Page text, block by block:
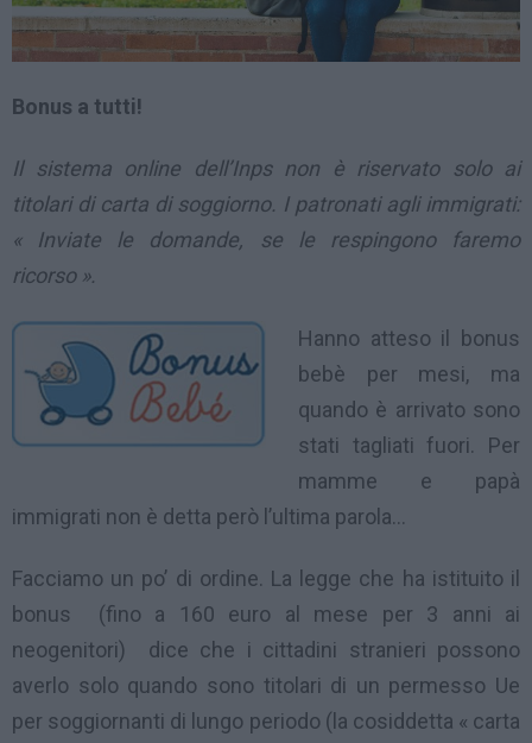
Bonus a tutti!
Il sistema online dell’Inps non è riservato solo ai
titolari di carta di soggiorno. I patronati agli immigrati:
« Inviate le domande, se le respingono faremo
ricorso ».
Hanno atteso il bonus
bebè per mesi, ma
quando è arrivato sono
stati tagliati fuori. Per
mamme e papà
immigrati non è detta però l’ultima parola…
Facciamo un po’ di ordine. La legge che ha istituito il
bonus (fino a 160 euro al mese per 3 anni ai
neogenitori) dice che i cittadini stranieri possono
averlo solo quando sono titolari di un permesso Ue
per soggiornanti di lungo periodo (la cosiddetta « carta